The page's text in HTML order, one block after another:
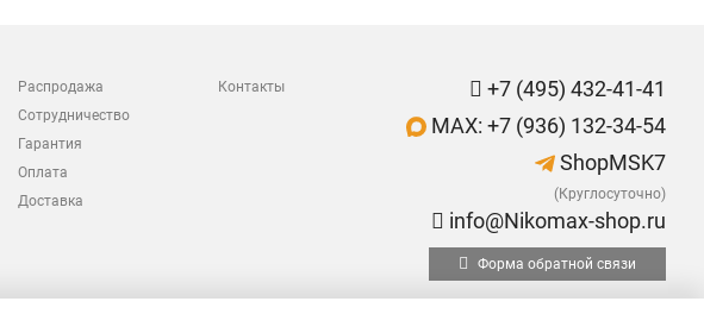
Распродажа
Сотрудничество
Гарантия
Оплата
Доставка
Контакты
+7 (495) 432-41-41
MAX: +7 (936) 132-34-54
ShopMSK7
(Круглосуточно)
info@Nikomax-shop.ru
Форма обратной связи